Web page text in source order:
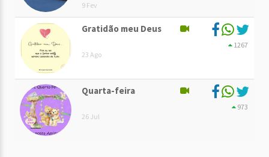
9 Fev
Gratidão meu Deus
23 Ago
1267
Quarta-feira
26 Jul
973